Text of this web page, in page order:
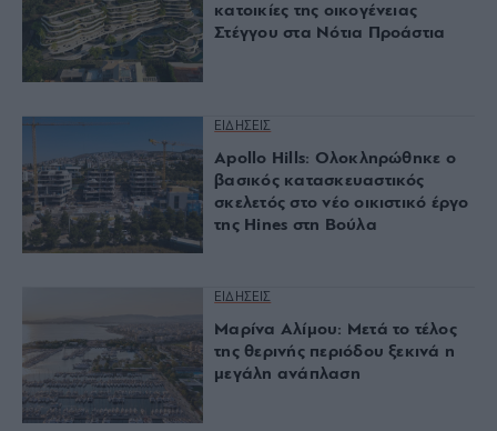
κατοικίες της οικογένειας
Στέγγου στα Νότια Προάστια
ΕΙΔΗΣΕΙΣ
Apollo Hills: Ολοκληρώθηκε ο
βασικός κατασκευαστικός
σκελετός στο νέο οικιστικό έργο
της Hines στη Βούλα
ΕΙΔΗΣΕΙΣ
Μαρίνα Αλίμου: Μετά το τέλος
της θερινής περιόδου ξεκινά η
μεγάλη ανάπλαση